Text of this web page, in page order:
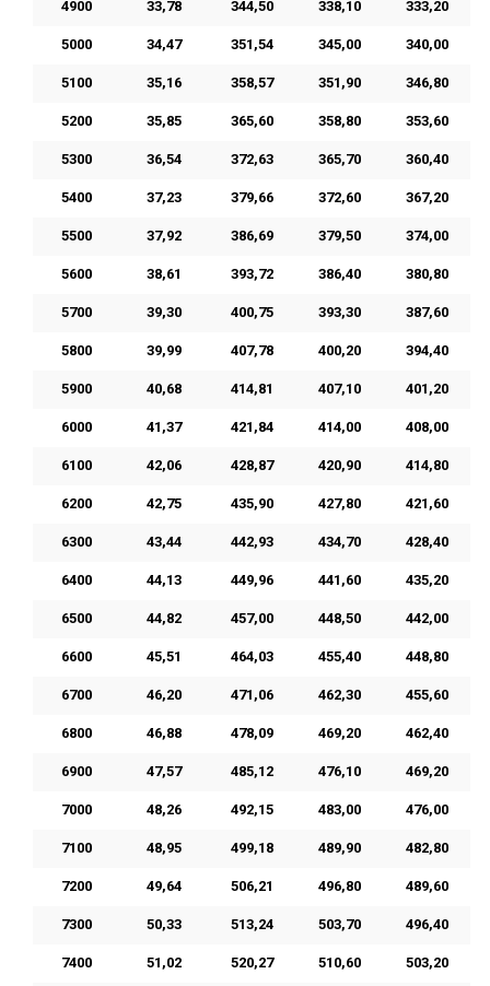
4900 33,78 344,50 338,10 333,20
5000 34,47 351,54 345,00 340,00
5100 35,16 358,57 351,90 346,80
5200 35,85 365,60 358,80 353,60
5300 36,54 372,63 365,70 360,40
5400 37,23 379,66 372,60 367,20
5500 37,92 386,69 379,50 374,00
5600 38,61 393,72 386,40 380,80
5700 39,30 400,75 393,30 387,60
5800 39,99 407,78 400,20 394,40
5900 40,68 414,81 407,10 401,20
6000 41,37 421,84 414,00 408,00
6100 42,06 428,87 420,90 414,80
6200 42,75 435,90 427,80 421,60
6300 43,44 442,93 434,70 428,40
6400 44,13 449,96 441,60 435,20
6500 44,82 457,00 448,50 442,00
6600 45,51 464,03 455,40 448,80
6700 46,20 471,06 462,30 455,60
6800 46,88 478,09 469,20 462,40
6900 47,57 485,12 476,10 469,20
7000 48,26 492,15 483,00 476,00
7100 48,95 499,18 489,90 482,80
7200 49,64 506,21 496,80 489,60
7300 50,33 513,24 503,70 496,40
7400 51,02 520,27 510,60 503,20